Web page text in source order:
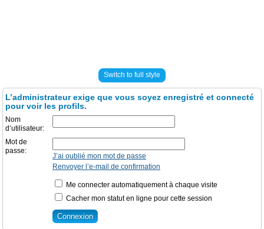
Switch to full style
L’administrateur exige que vous soyez enregistré et connecté
pour voir les profils.
Nom
d’utilisateur:
Mot de
passe:
J’ai oublié mon mot de passe
Renvoyer l’e-mail de confirmation
Me connecter automatiquement à chaque visite
Cacher mon statut en ligne pour cette session